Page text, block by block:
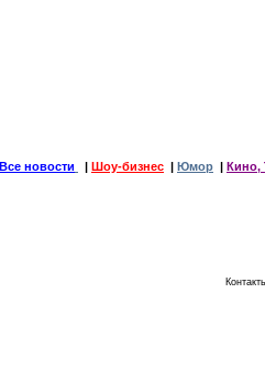
Все новости Шоу-бизнес Юмор Кино,